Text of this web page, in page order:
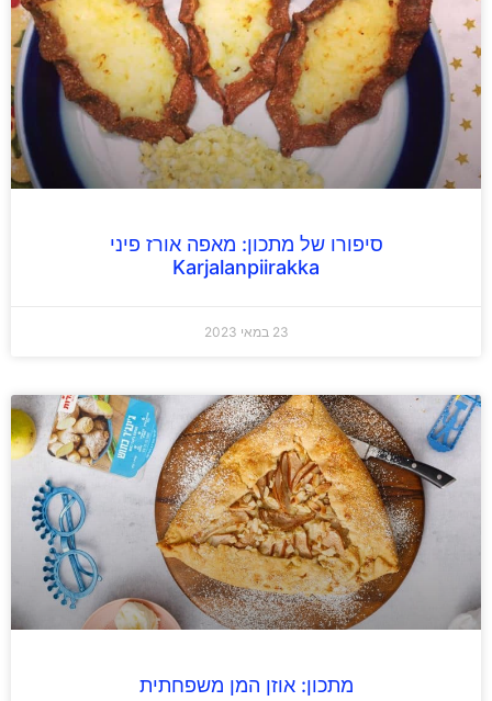
סיפורו של מתכון: מאפה אורז פיני
Karjalanpiirakka
מתכון: אוזן המן משפחתית